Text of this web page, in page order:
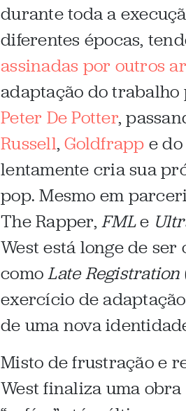
durante toda a
diferentes épocas,
assinadas por outros
adaptação do
Peter De Potter,
Russell,Goldfrapp e
lentamente cria sua
pop. Mesmo em
The Rapper, FMLe
West está longe de
comoLate Registration
exercício de
de uma nova
Misto de frustração e
West finaliza uma